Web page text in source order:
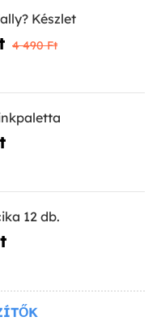
Készlet
4 490 Ft‎
12 db.